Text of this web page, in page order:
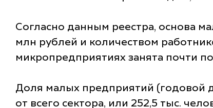
Согласно данным реестра, основа
млн рублей и количеством
микропредприятиях занята почти
Доля малых предприятий (годовой
от всего сектора, или 252,5 тыс.